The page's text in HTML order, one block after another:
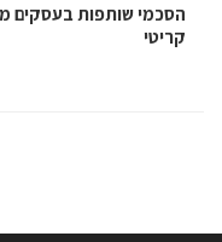
הסכמי שותפות בעסקים
קריטי